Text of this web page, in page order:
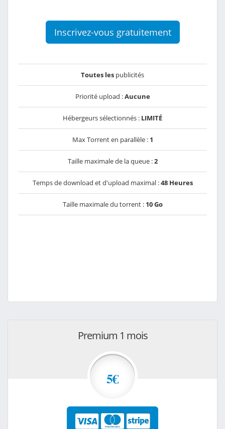
Inscrivez-vous gratuitement
Toutes les publicités
Priorité upload :Aucune
Hébergeurs sélectionnés : LIMITÉ
Max Torrent en parallèle : 1
Taille maximale de la queue :2
Temps de download et d'upload maximal :48 Heures
Taille maximale du torrent : 10 Go
Premium 1 mois
5€